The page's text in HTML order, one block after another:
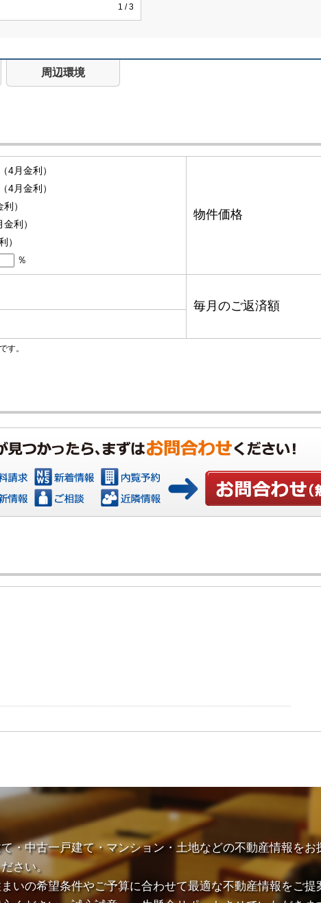
1 / 3
周辺環境
月金利）
4月金利）
）
利）
）
％
物件価格
毎月のご返済額
す。
・中古一戸建て・マンション・土地などの不動産情報をお
さい。
いの希望条件やご予算に合わせて最適な不動産情報をご提